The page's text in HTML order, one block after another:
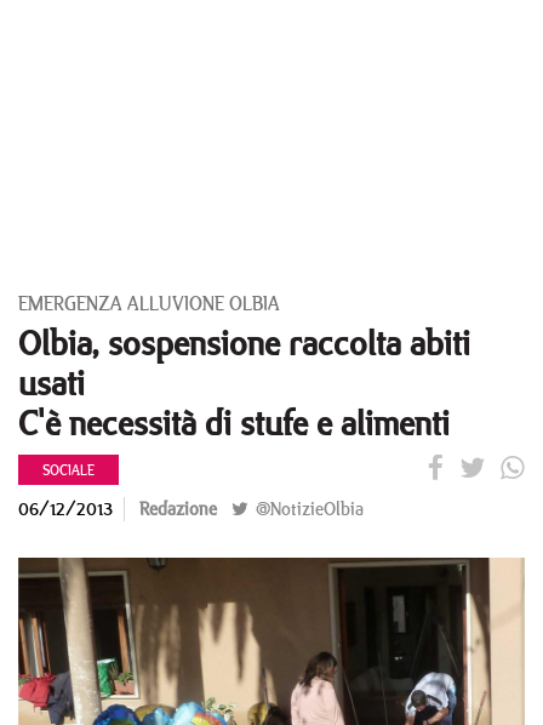
EMERGENZA ALLUVIONE OLBIA
Olbia, sospensione raccolta abiti
usati
C'è necessità di stufe e alimenti
SOCIALE
06/12/2013 Redazione @NotizieOlbia